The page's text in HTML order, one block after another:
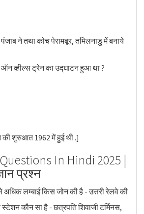
ने तथा कोच पेरामबूर, तमिलनाडु में बनाये
व्हील्स ट्रेन का उद्घाटन हुआ था ?
शुरुआत 1962 में हुई थी .]
In Hindi 2025 |
प्रश्न
अधिक लम्बाई किस जोन की है - उत्तरी रेलवे की
कौन सा है - छत्रपति शिवाजी टर्मिनस,